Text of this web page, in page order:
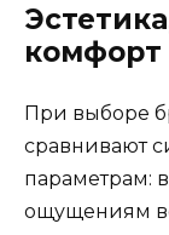
комфорт
При выборе
сравнивают
параметрам:
ощущениям